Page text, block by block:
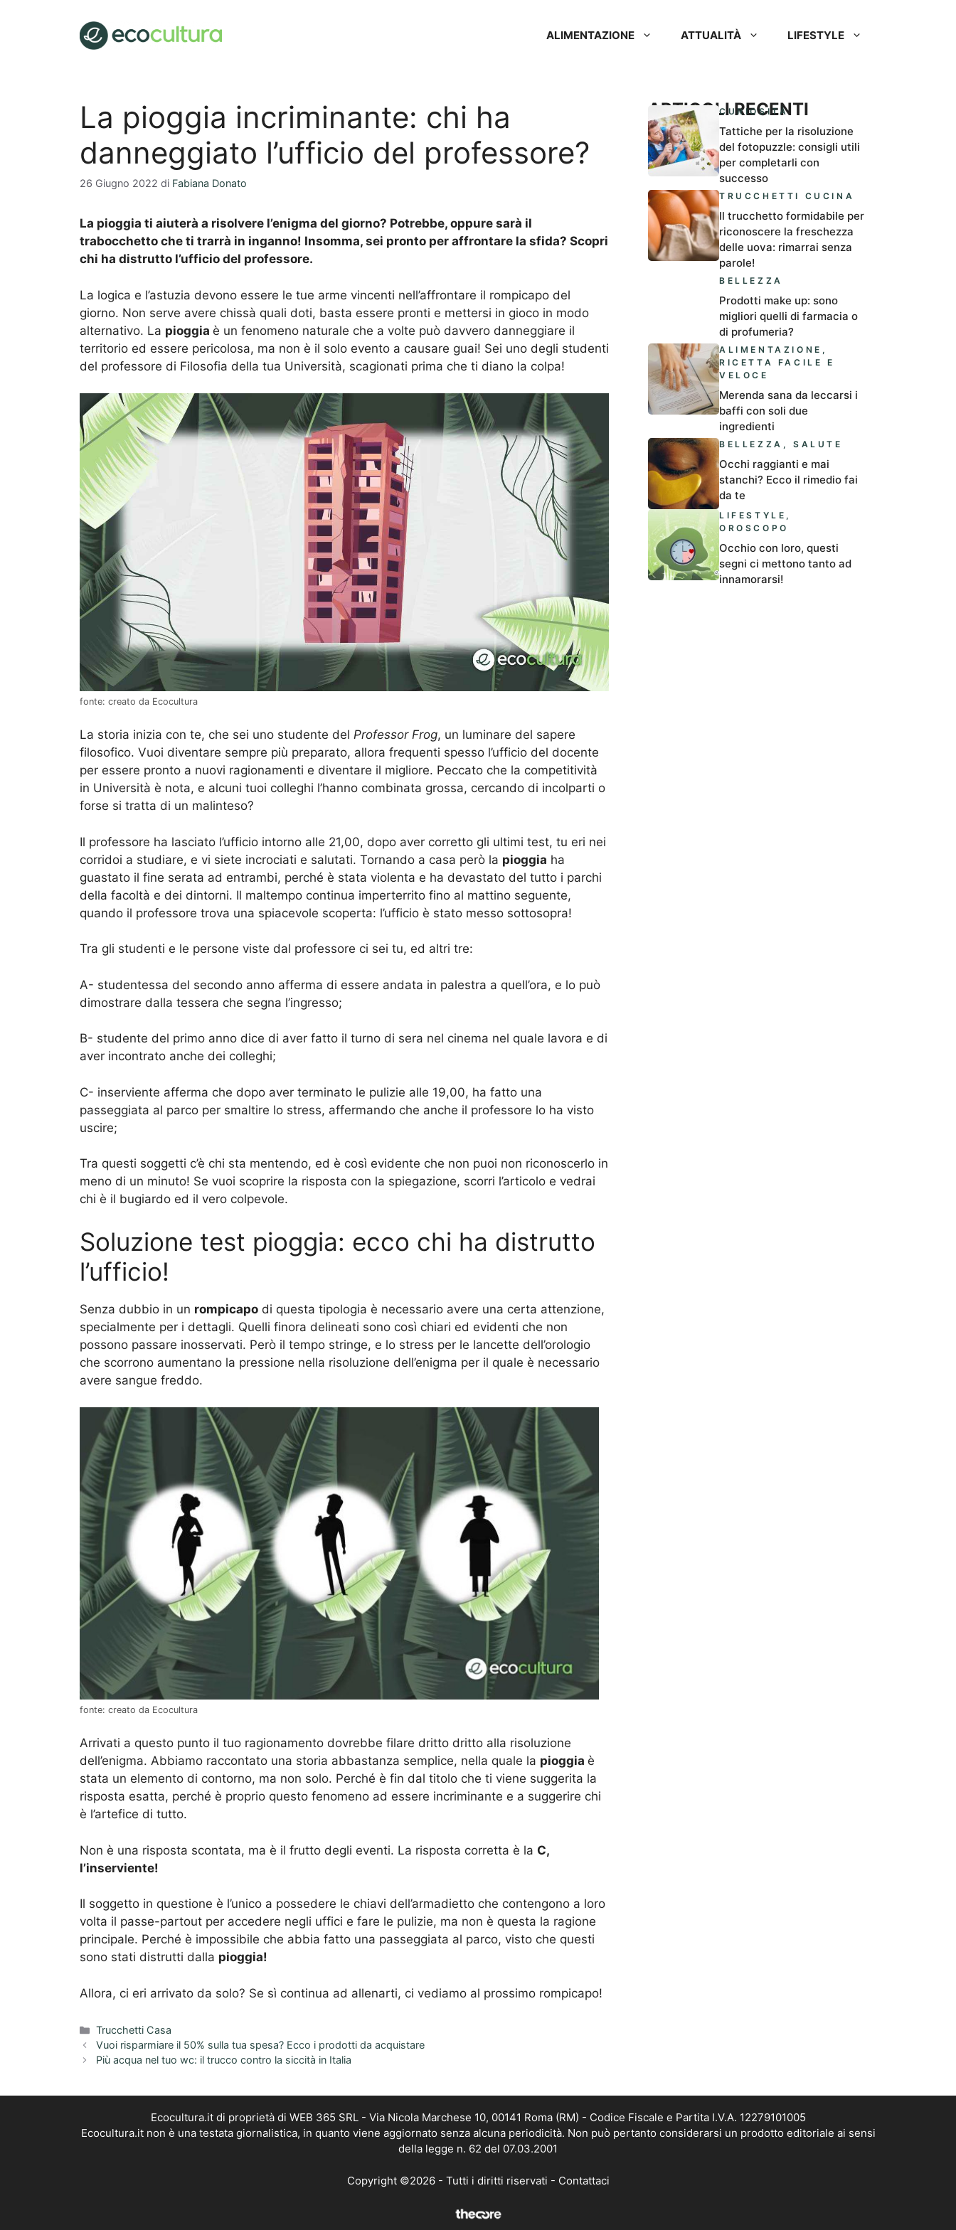
ALIMENTAZIONE ATTUALITÀ LIFESTYLE
La pioggia incriminante: chi ha
danneggiato l’ufficio del professore?
26 Giugno 2022 di Fabiana Donato
La pioggia ti aiuterà a risolvere l’enigma del giorno? Potrebbe, oppure sarà il
trabocchetto che ti trarrà in inganno! Insomma, sei pronto per affrontare la sfida? Scopri
chi ha distrutto l’ufficio del professore.
La logica e l’astuzia devono essere le tue arme vincenti nell’affrontare il rompicapo del
giorno. Non serve avere chissà quali doti, basta essere pronti e mettersi in gioco in modo
alternativo. La pioggia è un fenomeno naturale che a volte può davvero danneggiare il
territorio ed essere pericolosa, ma non è il solo evento a causare guai! Sei uno degli studenti
del professore di Filosofia della tua Università, scagionati prima che ti diano la colpa!
fonte: creato da Ecocultura
La storia inizia con te, che sei uno studente del Professor Frog, un luminare del sapere
filosofico. Vuoi diventare sempre più preparato, allora frequenti spesso l’ufficio del docente
per essere pronto a nuovi ragionamenti e diventare il migliore. Peccato che la competitività
in Università è nota, e alcuni tuoi colleghi l’hanno combinata grossa, cercando di incolparti o
forse si tratta di un malinteso?
Il professore ha lasciato l’ufficio intorno alle 21,00, dopo aver corretto gli ultimi test, tu eri nei
corridoi a studiare, e vi siete incrociati e salutati. Tornando a casa però la pioggia ha
guastato il fine serata ad entrambi, perché è stata violenta e ha devastato del tutto i parchi
della facoltà e dei dintorni. Il maltempo continua imperterrito fino al mattino seguente,
quando il professore trova una spiacevole scoperta: l’ufficio è stato messo sottosopra!
Tra gli studenti e le persone viste dal professore ci sei tu, ed altri tre:
A- studentessa del secondo anno afferma di essere andata in palestra a quell’ora, e lo può
dimostrare dalla tessera che segna l’ingresso;
B- studente del primo anno dice di aver fatto il turno di sera nel cinema nel quale lavora e di
aver incontrato anche dei colleghi;
C- inserviente afferma che dopo aver terminato le pulizie alle 19,00, ha fatto una
passeggiata al parco per smaltire lo stress, affermando che anche il professore lo ha visto
uscire;
Tra questi soggetti c’è chi sta mentendo, ed è così evidente che non puoi non riconoscerlo in
meno di un minuto! Se vuoi scoprire la risposta con la spiegazione, scorri l’articolo e vedrai
chi è il bugiardo ed il vero colpevole.
Soluzione test pioggia: ecco chi ha distrutto
l’ufficio!
Senza dubbio in un rompicapo di questa tipologia è necessario avere una certa attenzione,
specialmente per i dettagli. Quelli finora delineati sono così chiari ed evidenti che non
possono passare inosservati. Però il tempo stringe, e lo stress per le lancette dell’orologio
che scorrono aumentano la pressione nella risoluzione dell’enigma per il quale è necessario
avere sangue freddo.
fonte: creato da Ecocultura
Arrivati a questo punto il tuo ragionamento dovrebbe filare dritto dritto alla risoluzione
dell’enigma. Abbiamo raccontato una storia abbastanza semplice, nella quale la pioggia è
stata un elemento di contorno, ma non solo. Perché è fin dal titolo che ti viene suggerita la
risposta esatta, perché è proprio questo fenomeno ad essere incriminante e a suggerire chi
è l’artefice di tutto.
Non è una risposta scontata, ma è il frutto degli eventi. La risposta corretta è la C,
l’inserviente!
Il soggetto in questione è l’unico a possedere le chiavi dell’armadietto che contengono a loro
volta il passe-partout per accedere negli uffici e fare le pulizie, ma non è questa la ragione
principale. Perché è impossibile che abbia fatto una passeggiata al parco, visto che questi
sono stati distrutti dalla pioggia!
Allora, ci eri arrivato da solo? Se sì continua ad allenarti, ci vediamo al prossimo rompicapo!
Categorie
Trucchetti Casa
Vuoi risparmiare il 50% sulla tua spesa? Ecco i prodotti da acquistare
Più acqua nel tuo wc: il trucco contro la siccità in Italia
ARTICOLI RECENTI
CURIOSITÀ
Tattiche per la risoluzione
del fotopuzzle: consigli utili
per completarli con
successo
TRUCCHETTI CUCINA
Il trucchetto formidabile per
riconoscere la freschezza
delle uova: rimarrai senza
parole!
BELLEZZA
Prodotti make up: sono
migliori quelli di farmacia o
di profumeria?
ALIMENTAZIONE ,
RICETTA FACILE E
VELOCE
Merenda sana da leccarsi i
baffi con soli due
ingredienti
BELLEZZA ,SALUTE
Occhi raggianti e mai
stanchi? Ecco il rimedio fai
da te
LIFESTYLE ,
OROSCOPO
Occhio con loro, questi
segni ci mettono tanto ad
innamorarsi!
Ecocultura.it di proprietà di WEB 365 SRL - Via Nicola Marchese 10, 00141 Roma (RM) - Codice Fiscale e Partita I.V.A. 12279101005
Ecocultura.it non è una testata giornalistica, in quanto viene aggiornato senza alcuna periodicità. Non può pertanto considerarsi un prodotto editoriale ai sensi
della legge n. 62 del 07.03.2001
Copyright ©2026 - Tutti i diritti riservati - Contattaci